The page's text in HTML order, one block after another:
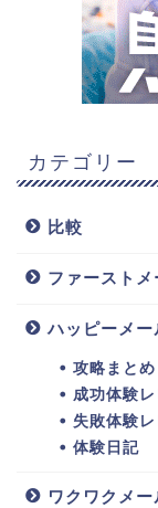
カテゴリー
比較
ファースト
ハッピーメー
攻略まとめ
成功体験
失敗体験
体験日記
ワクワクメー